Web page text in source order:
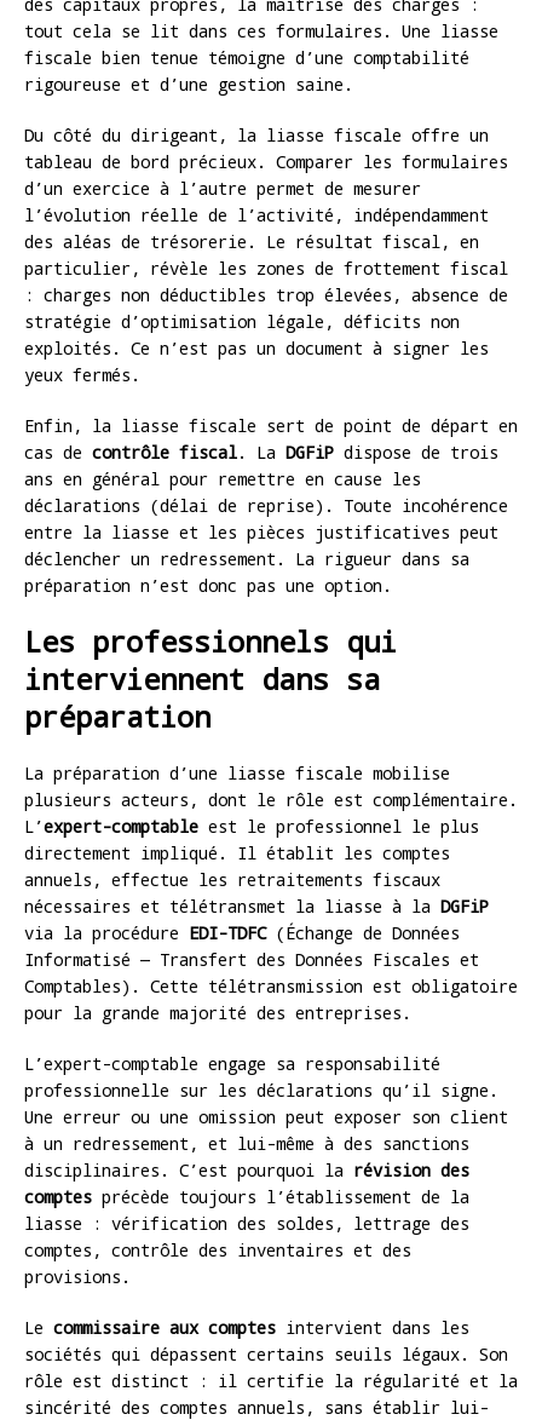
tout cela se lit dans ces formulaires. Une liasse
fiscale bien tenue témoigne d’une comptabilité
rigoureuse et d’une gestion saine.
Du côté du dirigeant, la liasse fiscale offre un
tableau de bord précieux. Comparer les formulaires
d’un exercice à l’autre permet de mesurer
l’évolution réelle de l’activité, indépendamment
des aléas de trésorerie. Le résultat fiscal, en
particulier, révèle les zones de frottement fiscal
: charges non déductibles trop élevées, absence de
stratégie d’optimisation légale, déficits non
exploités. Ce n’est pas un document à signer les
yeux fermés.
Enfin, la liasse fiscale sert de point de départ en
cas de contrôle fiscal. La DGFiP dispose de trois
ans en général pour remettre en cause les
déclarations (délai de reprise). Toute incohérence
entre la liasse et les pièces justificatives peut
déclencher un redressement. La rigueur dans sa
préparation n’est donc pas une option.
Les professionnels qui
interviennent dans sa
préparation
La préparation d’une liasse fiscale mobilise
plusieurs acteurs, dont le rôle est complémentaire.
L’expert-comptable est le professionnel le plus
directement impliqué. Il établit les comptes
annuels, effectue les retraitements fiscaux
nécessaires et télétransmet la liasse à la DGFiP
via la procédure EDI-TDFC(Échange de Données
Informatisé — Transfert des Données Fiscales et
Comptables). Cette télétransmission est obligatoire
pour la grande majorité des entreprises.
L’expert-comptable engage sa responsabilité
professionnelle sur les déclarations qu’il signe.
Une erreur ou une omission peut exposer son client
à un redressement, et lui-même à des sanctions
disciplinaires. C’est pourquoi la révision des
comptes précède toujours l’établissement de la
liasse : vérification des soldes, lettrage des
comptes, contrôle des inventaires et des
provisions.
Le commissaire aux comptes intervient dans les
sociétés qui dépassent certains seuils légaux. Son
rôle est distinct : il certifie la régularité et la
sincérité des comptes annuels, sans établir lui-